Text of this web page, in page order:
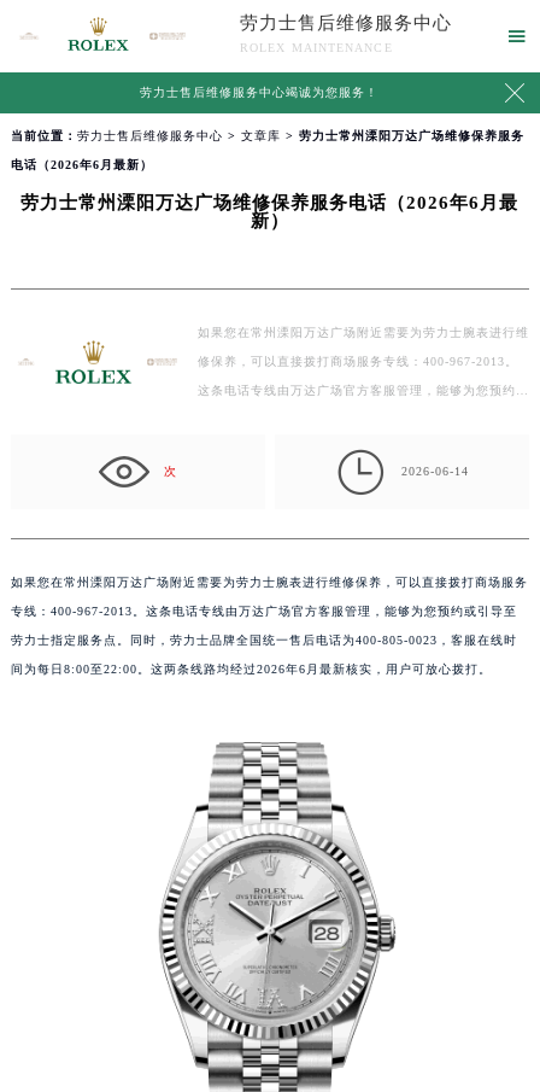
劳力士售后维修服务中心
ROLEX MAINTENANCE

劳力士售后维修服务中心竭诚为您服务！ 
当前位置： 劳力士售后维修服务中心 > 文章库 > 劳力士常州溧阳万达广场维修保养服务
电话（2026年6月最新）
劳力士常州溧阳万达广场维修保养服务电话（2026年6月最
新）
如果您在常州溧阳万达广场附近需要为劳力士腕表进行维
修保养，可以直接拨打商场服务专线：400-967-2013。
这条电话专线由万达广场官方客服管理，能够为您预约
次  2026-06-14
如果您在常州溧阳万达广场附近需要为劳力士腕表进行维修保养，可以直接拨打商场服务
专线：400-967-2013。这条电话专线由万达广场官方客服管理，能够为您预约或引导至
劳力士指定服务点。同时，劳力士品牌全国统一售后电话为400-805-0023，客服在线时
间为每日8:00至22:00。这两条线路均经过2026年6月最新核实，用户可放心拨打。